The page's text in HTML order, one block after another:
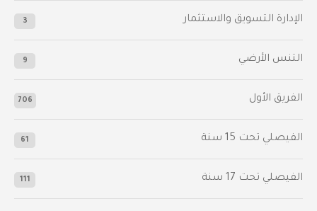
الإدارة التسويق والاستثمار 3
التنس الأرضي 9
الفريق الأول 706
الفيصلي‬⁩ تحت 15 سنة 61
‫الفيصلي‬⁩ تحت 17 سنة 111